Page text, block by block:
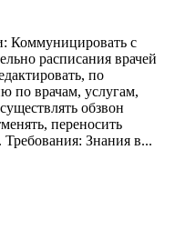
Коммуницировать с
расписания врачей
по
по врачам, услугам,
обзвон
переносить
Требования: Знания в...